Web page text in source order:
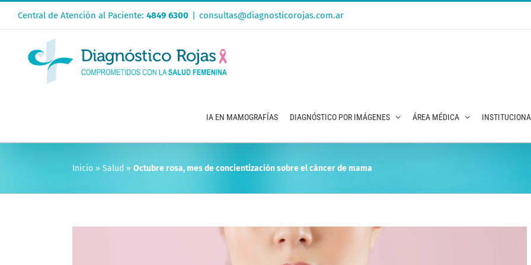
Central de Atención al Paciente: 4849 6300 | consultas@diagnosticorojas.com.ar
IA EN MAMOGRAFÍAS DIAGNÓSTICO POR IMÁGENES ÁREA MÉDICA
Inicio » Salud » Octubre rosa, mes de concientización sobre el cáncer de mama